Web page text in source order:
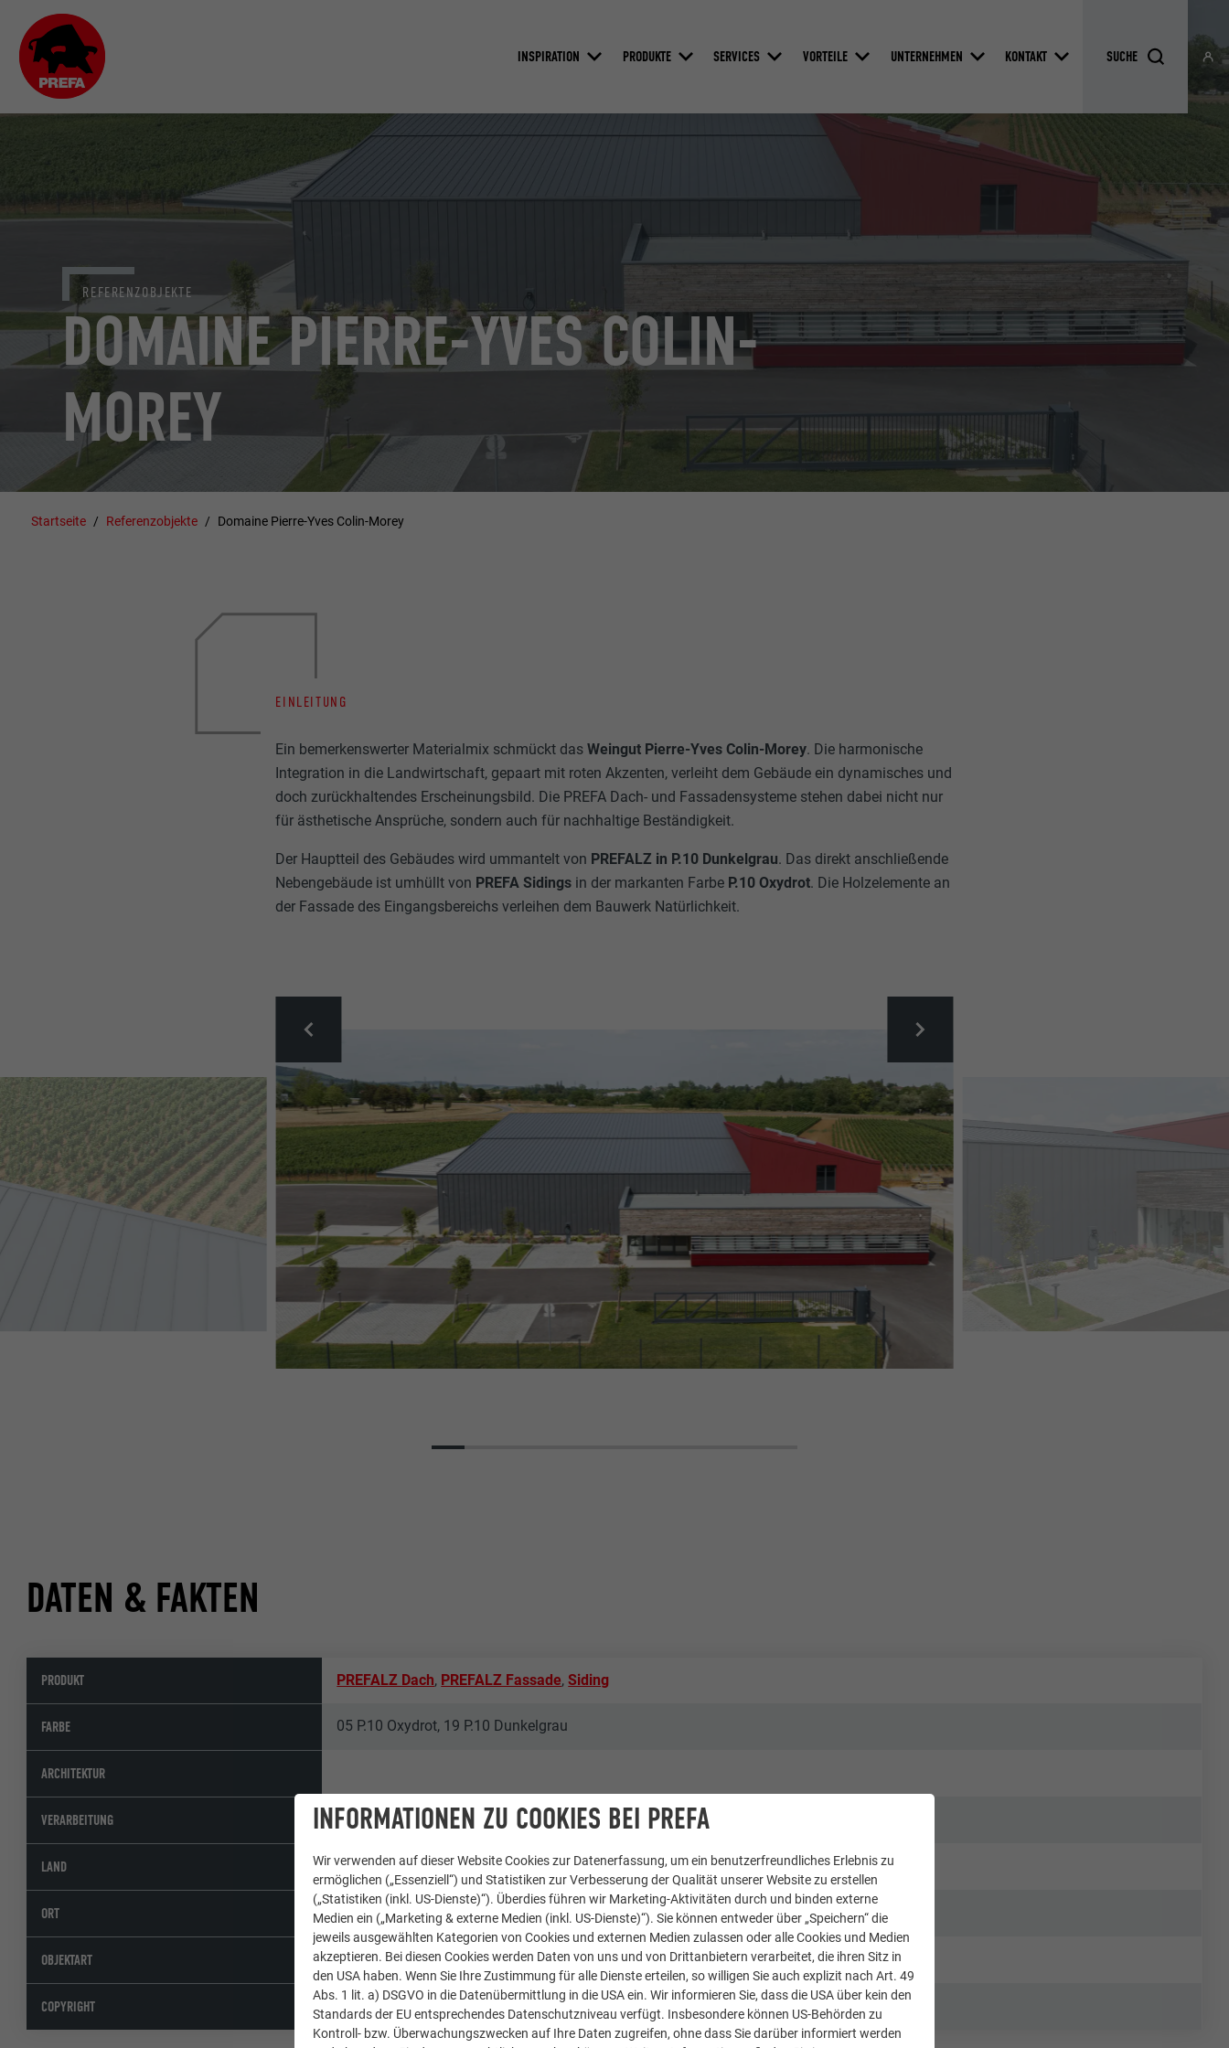
INSPIRATION PRODUKTE SERVICES VORTEILE UNTERNEHMEN KONTAKT
DOMAINE PIERRE-YVES COLIN-
MOREY
REFERENZOBJEKTE
Startseite Referenzobjekte Domaine Pierre-Yves Colin-Morey
EINLEITUNG
Ein bemerkenswerter Materialmix schmückt dasWeingut Pierre-Yves Colin-Morey. Die harmonische
Integration in die Landwirtschaft, gepaart mit roten Akzenten, verleiht dem Gebäude ein dynamisches und
doch zurückhaltendes Erscheinungsbild. Die PREFA Dach- und Fassadensysteme stehen dabei nicht nur
für ästhetische Ansprüche, sondern auch für nachhaltige Beständigkeit.
Der Hauptteil des Gebäudes wird ummantelt von PREFALZ in P.10 Dunkelgrau. Das direkt anschließende
Nebengebäude ist umhüllt von PREFA Sidings in der markanten Farbe P.10 Oxydrot. Die Holzelemente an
der Fassade des Eingangsbereichs verleihen dem Bauwerk Natürlichkeit.
DATEN & FAKTEN
PRODUKT PREFALZ Dach, PREFALZ Fassade,Siding
FARBE 05 P.10 Oxydrot, 19 P.10 Dunkelgrau
ARCHITEKTUR
VERARBEITUNG Baux
LAND Frankreich
ORT Chassagne-Montrachet
OBJEKTART Firmengebäude
COPYRIGHT © Kaptis
INFORMATIONEN ZU COOKIES BEI PREFA
Wir verwenden auf dieser Website Cookies zur Datenerfassung, um ein benutzerfreundliches Erlebnis zu
ermöglichen („Essenziell“) und Statistiken zur Verbesserung der Qualität unserer Website zu erstellen
(„Statistiken (inkl. US-Dienste)“). Überdies führen wir Marketing-Aktivitäten durch und binden externe
Medien ein („Marketing & externe Medien (inkl. US-Dienste)“). Sie können entweder über „Speichern“ die
jeweils ausgewählten Kategorien von Cookies und externen Medien zulassen oder alle Cookies und Medien
akzeptieren. Bei diesen Cookies werden Daten von uns und von Drittanbietern verarbeitet, die ihren Sitz in
den USA haben. Wenn Sie Ihre Zustimmung für alle Dienste erteilen, so willigen Sie auch explizit nach Art. 49
Abs. 1 lit. a) DSGVO in die Datenübermittlung in die USA ein. Wir informieren Sie, dass die USA über kein den
Standards der EU entsprechendes Datenschutzniveau verfügt. Insbesondere können US-Behörden zu
Kontroll- bzw. Überwachungszwecken auf Ihre Daten zugreifen, ohne dass Sie darüber informiert werden